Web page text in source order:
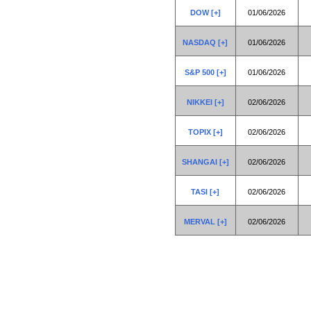
DOW [+] 01/06/2026
NASDAQ [+] 01/06/2026
S&P 500 [+] 01/06/2026
NIKKEI [+] 02/06/2026
TOPIX [+] 02/06/2026
SHANGAI [+] 02/06/2026
TASI [+] 02/06/2026
MERVAL [+] 02/06/2026